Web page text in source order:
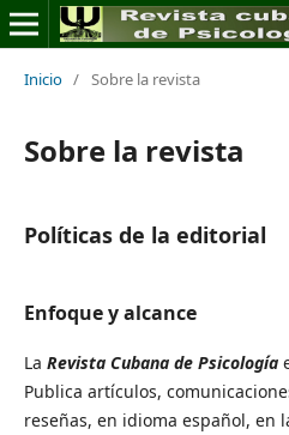
Inicio / Sobre la revista
Sobre la revista
Políticas de la editorial
Enfoque y alcance
La Revista Cubana de Psicología
Publica artículos,
reseñas, en idioma español, en